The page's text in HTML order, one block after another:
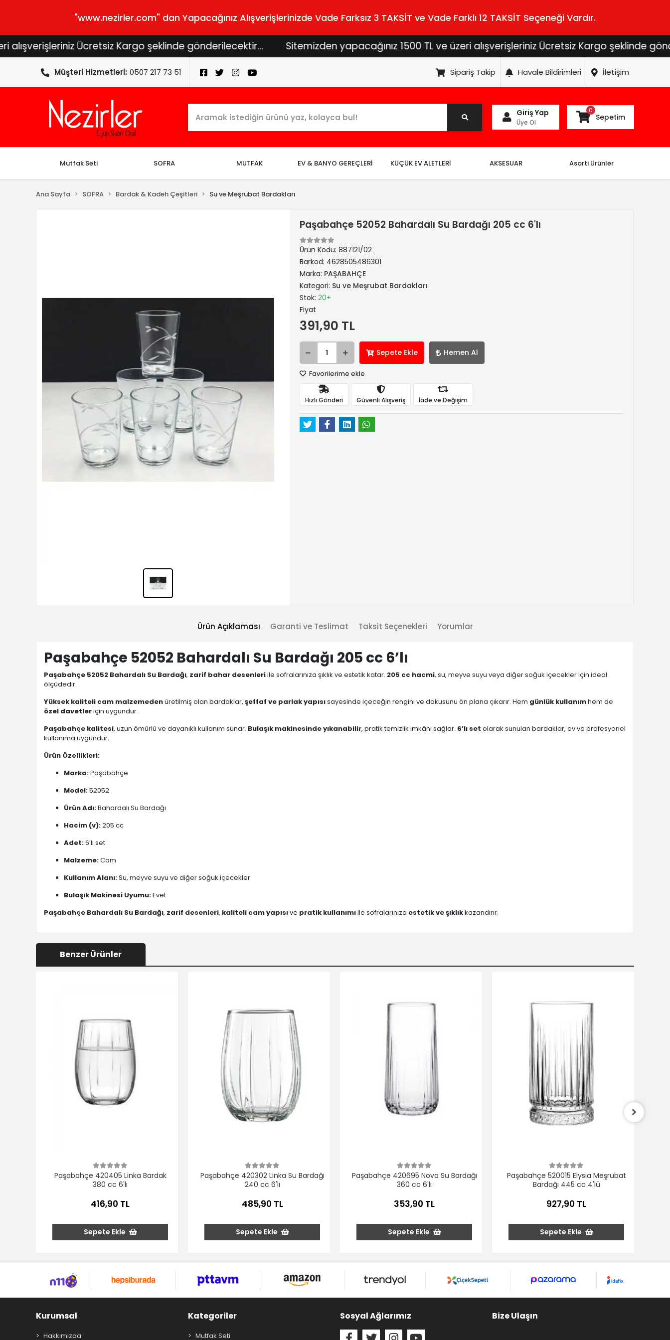
"www.nezirler.com" dan Yapacağınız Alışverişlerinizde Vade Farksız 3 TAKSİT ve Vade Farklı 12 TAKSİT Seçeneği Vardır.
Ücretsiz Kargo şeklinde gönderilecektir... Sitemizden yapacağınız 1500 TL ve üzeri alışverişleriniz Ücretsiz Kargo şeklinde
Müşteri Hizmetleri: 0507 217 73 51 Sipariş Takip Havale Bildirimleri İletişim
Giriş Yap
Üye Ol
0
Sepetim
Mutfak Seti SOFRA MUTFAK EV & BANYO GEREÇLERİ KÜÇÜK EV ALETLERİ AKSESUAR Asorti Ürünler
Ana Sayfa SOFRA Bardak & Kadeh Çeşitleri Su ve Meşrubat Bardakları
Paşabahçe 52052 Bahardalı Su Bardağı 205 cc 6'lı
Ürün Kodu: 887121/02
Barkod: 4628505486301
Marka: PAŞABAHÇE
Kategori: Su ve Meşrubat Bardakları
Stok: 20+
Fiyat
391,90 TL
Sepete Ekle Hemen Al
Favorilerime ekle
Hızlı Gönderi Güvenli Alışveriş İade ve Değişim
Ürün Açıklaması Garanti ve Teslimat Taksit Seçenekleri Yorumlar
Paşabahçe 52052 Bahardalı Su Bardağı 205 cc 6’lı
Paşabahçe 52052 Bahardalı Su Bardağı, zarif bahar desenleriile sofralarınıza şıklık ve estetik katar. 205 cc hacmi, su, meyve suyu veya diğer soğuk içecekler için ideal
ölçüdedir.
Yüksek kaliteli cam malzemedenüretilmiş olan bardaklar, şeffaf ve parlak yapısısayesinde içeceğin rengini ve dokusunu ön plana çıkarır. Hem günlük kullanımhem de
özel davetleriçin uygundur.
Paşabahçe kalitesi, uzun ömürlü ve dayanıklı kullanım sunar. Bulaşık makinesinde yıkanabilir, pratik temizlik imkânı sağlar. 6’lı set olarak sunulan bardaklar, ev ve profesyonel
kullanıma uygundur.
Ürün Özellikleri:
Marka:Paşabahçe
Model:52052
Ürün Adı:Bahardalı Su Bardağı
Hacim (v):205 cc
Adet:6’lı set
Malzeme:Cam
Kullanım Alanı:Su, meyve suyu ve diğer soğuk içecekler
Bulaşık Makinesi Uyumu:Evet
Paşabahçe Bahardalı Su Bardağı, zarif desenleri, kaliteli cam yapısıve pratik kullanımıile sofralarınıza estetik ve şıklıkkazandırır.
Benzer Ürünler
Paşabahçe 420405 Linka Bardak
380 cc 6'lı
416,90 TL
Sepete Ekle
Paşabahçe 420302 Linka Su Bardağı
240 cc 6'lı
485,90 TL
Sepete Ekle
Paşabahçe 420695 Nova Su Bardağı
360 cc 6'lı
353,90 TL
Sepete Ekle
Paşabahçe 520015 Elysia Meşrubat
Bardağı 445 cc 4'lü
927,90 TL
Sepete Ekle
Kurumsal
Hakkımızda
Kategoriler
Mutfak Seti
Sosyal Ağlarımız Bize Ulaşın